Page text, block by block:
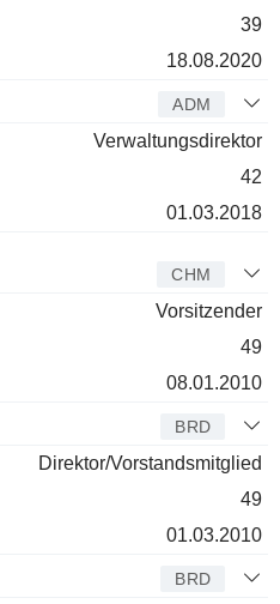
39
18.08.2020
ADM
Verwaltungsdirektor
42
01.03.2018
CHM
Vorsitzender
49
08.01.2010
BRD
Direktor/Vorstandsmitglied
49
01.03.2010
BRD